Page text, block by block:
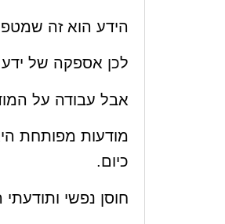
הידע הוא זה
לכן אספקה של ידע
אבל עבודה על
מודעות מפותחת
כיום.
חוסן נפשי